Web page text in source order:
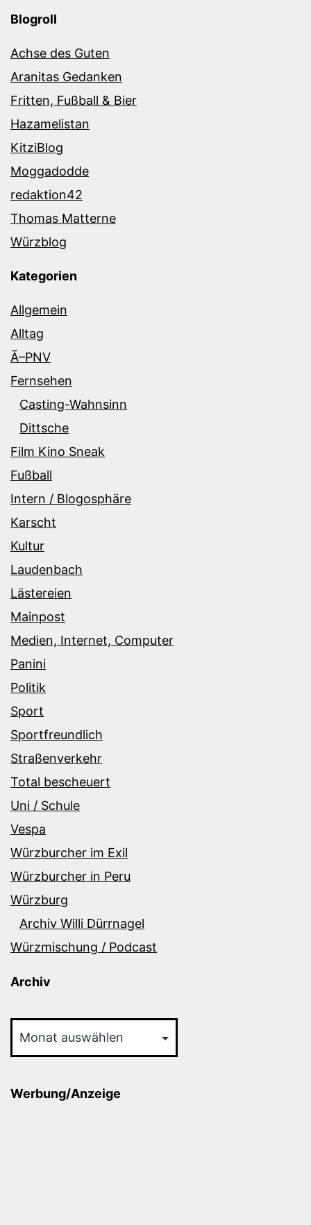
Blogroll
Achse des Guten
Aranitas Gedanken
Fritten, Fußball & Bier
Hazamelistan
KitziBlog
Moggadodde
redaktion42
Thomas Matterne
Würzblog
Kategorien
Allgemein
Alltag
Ã–PNV
Fernsehen
Casting-Wahnsinn
Dittsche
Film Kino Sneak
Fußball
Intern / Blogosphäre
Karscht
Kultur
Laudenbach
Lästereien
Mainpost
Medien, Internet, Computer
Panini
Politik
Sport
Sportfreundlich
Straßenverkehr
Total bescheuert
Uni / Schule
Vespa
Würzburcher im Exil
Würzburcher in Peru
Würzburg
Archiv Willi Dürrnagel
Würzmischung / Podcast
Archiv
Werbung/Anzeige